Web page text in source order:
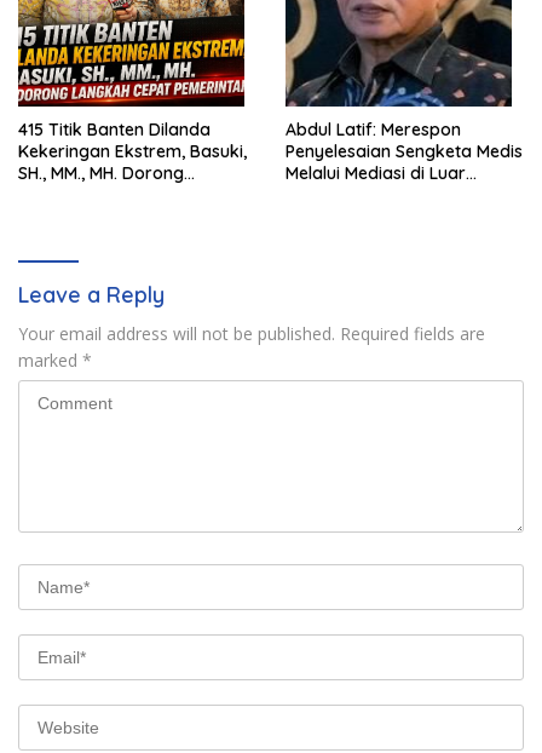
415 Titik Banten Dilanda
Kekeringan Ekstrem, Basuki,
SH., MM., MH. Dorong
Abdul Latif: Merespon
Penyelesaian Sengketa Medis
Melalui Mediasi di Luar
Leave a Reply
Your email address will not be published. Required fields are
marked *